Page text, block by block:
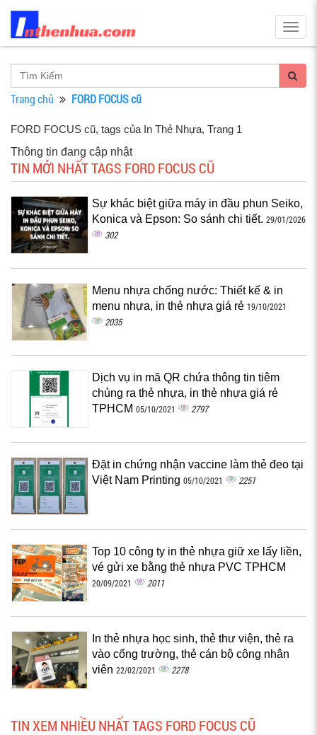
Trang chủ FORD FOCUS cũ
FORD FOCUS cũ, tags của In Thẻ Nhựa, Trang 1
Thông tin đang cập nhật
TIN MỚI NHẤT TAGS FORD FOCUS CŨ
Sự khác biệt giữa máy in đầu phun Seiko,
Konica và Epson: So sánh chi tiết. 29/01/2026
302
Menu nhựa chống nước: Thiết kế & in
menu nhựa, in thẻ nhựa giá rẻ 19/10/2021
2035
Dịch vụ in mã QR chứa thông tin tiêm
chủng ra thẻ nhựa, in thẻ nhựa giá rẻ
TPHCM 05/10/2021 2797
Đặt in chứng nhận vaccine làm thẻ đeo tại
Việt Nam Printing 05/10/2021 2251
Top 10 công ty in thẻ nhựa giữ xe lấy liền,
vé gửi xe bằng thẻ nhựa PVC TPHCM
20/09/2021 2011
In thẻ nhựa học sinh, thẻ thư viện, thẻ ra
vào cổng trường, thẻ cán bộ công nhân
viên 22/02/2021 2278
TIN XEM NHIỀU NHẤT TAGS FORD FOCUS CŨ